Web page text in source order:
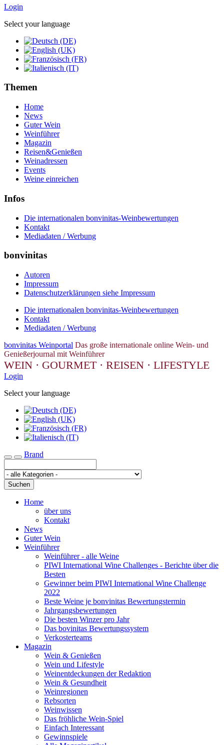
Login
Select your language
Themen
Home
News
Guter Wein
Weinführer
Magazin
Reisen&Genießen
Weinadressen
Events
Weine einreichen
Infos
Die internationalen bonvinitas-Weinbewertungen
Kontakt
Mediadaten / Werbung
bonvinitas
Autoren
Impressum
Datenschutzerklärungen siehe Impressum
Die internationalen bonvinitas-Weinbewertungen
Kontakt
Mediadaten / Werbung
bonvinitas Weinportal Das große internationale online Wein- und
Genießerjournal mit Weinführer
WEIN · GOURMET · REISEN · LIFESTYLE
Login
Select your language
Toggle navigation
Brand
Suchen
Home
über uns
Kontakt
News
Guter Wein
Weinführer
Weinführer - alle Weine
PIWI International Wine Challenges - Berichte über die
Besten
Gewinner beim PIWI International Wine Challenge
2022
Beste Weine je bonvinitas Bewertungstermin
Jahrgangsbewertungen
Die besten Winzer pro Jahr
Das bovinitas Bewertungssystem
Verkosterteams
Magazin
Wein & Genießen
Wein und Lifestyle
Weinentdeckungen der Redaktion
Wein & Gesundheit
Weinregionen
Rebsorten
Weinwissen
Das fröhliche Wein-Spiel
Einfach Interessant
Gewinnspiele